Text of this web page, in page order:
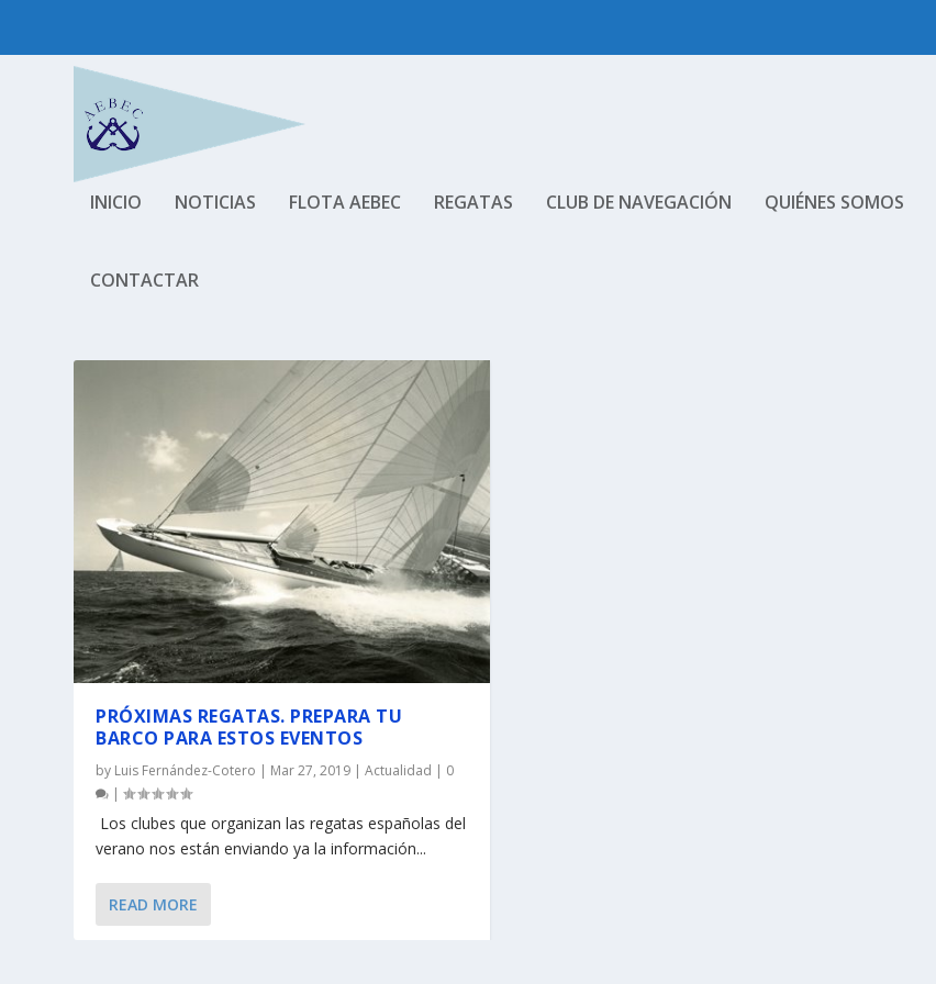
INICIO NOTICIAS FLOTA AEBEC REGATAS CLUB DE NAVEGACIÓN QUIÉNES SOMOS
CONTACTAR
PRÓXIMAS REGATAS. PREPARA TU
BARCO PARA ESTOS EVENTOS
by Luis Fernández-Cotero | Mar 27, 2019 |Actualidad | 0
|
Los clubes que organizan las regatas españolas del
verano nos están enviando ya la información...
READ MORE